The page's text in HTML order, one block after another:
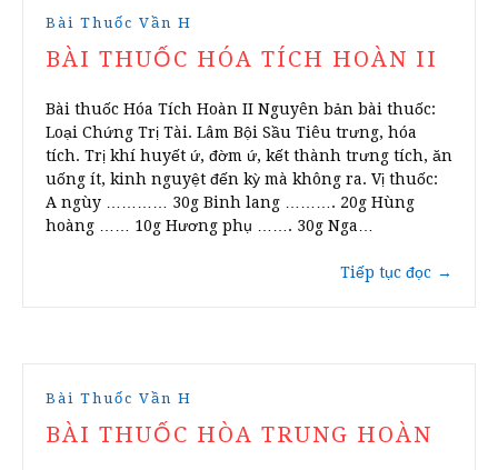
Bài Thuốc Vần H
BÀI THUỐC HÓA TÍCH HOÀN II
Bài thuốc Hóa Tích Hoàn II Nguyên bản bài thuốc:
Loại Chứng Trị Tài. Lâm Bội Sầu Tiêu trưng, hóa
tích. Trị khí huyết ứ, đờm ứ, kết thành trưng tích, ăn
uống ít, kinh nguyệt đến kỳ mà không ra. Vị thuốc:
A ngùy ………… 30g Binh lang ………. 20g Hùng
hoàng …… 10g Hương phụ ……. 30g Nga…
Tiếp tục đọc →
Bài Thuốc Vần H
BÀI THUỐC HÒA TRUNG HOÀN